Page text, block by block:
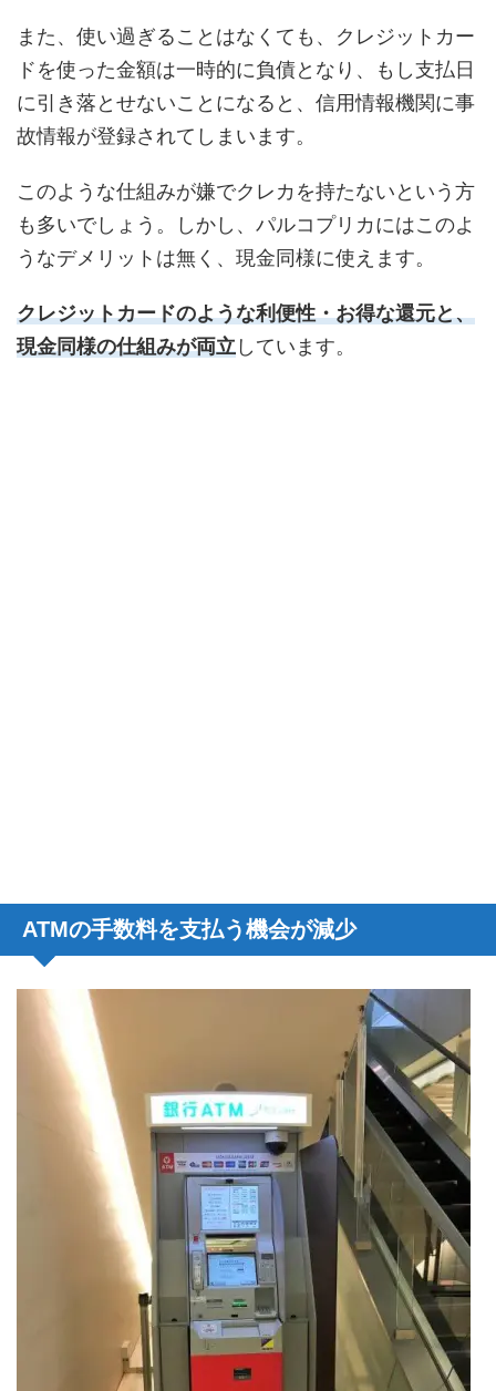
また、使い過ぎることはなくても、クレジットカー
ドを使った金額は一時的に負債となり、もし支払日
に引き落とせないことになると、信用情報機関に事
故情報が登録されてしまいます。
このような仕組みが嫌でクレカを持たないという方
も多いでしょう。しかし、パルコプリカにはこのよ
うなデメリットは無く、現金同様に使えます。
クレジットカードのような利便性・お得な還元と、
現金同様の仕組みが両立 しています。
ATMの手数料を支払う機会が減少